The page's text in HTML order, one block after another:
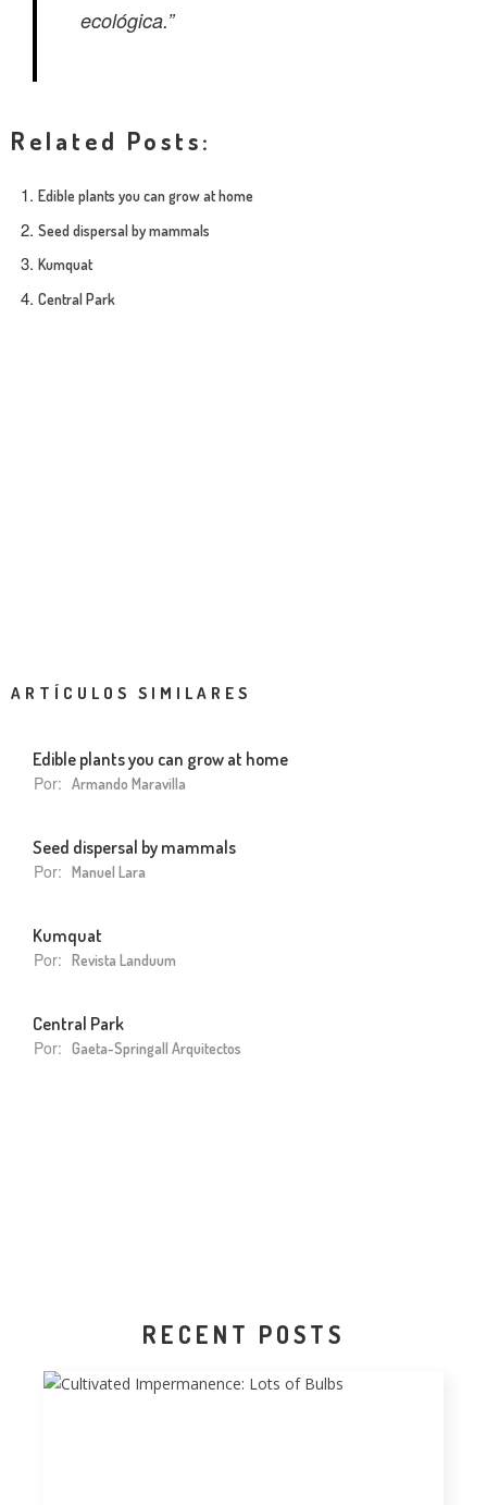
ecológica.”
Related Posts:
Edible plants you can grow at home
Seed dispersal by mammals
Kumquat
Central Park
ARTÍCULOS SIMILARES
Edible plants you can grow at home
Por: Armando Maravilla
Seed dispersal by mammals
Por: Manuel Lara
Kumquat
Por: Revista Landuum
Central Park
Por: Gaeta-Springall Arquitectos
RECENT POSTS